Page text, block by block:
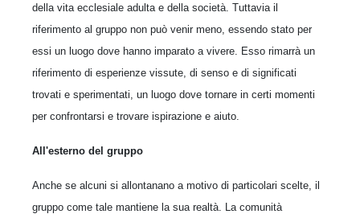
della vita ecclesiale adulta e della società. Tuttavia il
riferimento al gruppo non può venir meno, essendo stato per
essi un luogo dove hanno imparato a vivere. Esso rimarrà un
riferimento di esperienze vissute, di senso e di significati
trovati e sperimentati, un luogo dove tornare in certi momenti
per confrontarsi e trovare ispirazione e aiuto.
All'esterno del gruppo
Anche se alcuni si allontanano a motivo di particolari scelte, il
gruppo come tale mantiene la sua realtà. La comunità